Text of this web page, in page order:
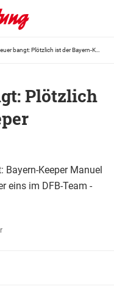
Plötzlich
Bayern-Keeper Manuel
eins im DFB-Team -